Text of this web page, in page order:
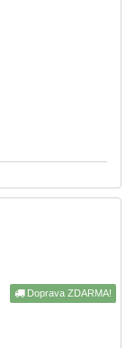
Doprava ZDARMA!